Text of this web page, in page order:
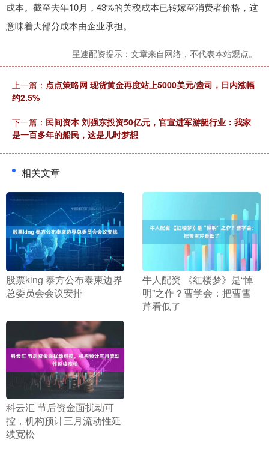
成本。截至去年10月，43%的关税成本已转嫁至消费者价格，这
意味着大部分成本由企业承担。
星速配资提示：文章来自网络，不代表本站观点。
上一篇： 点点策略网 现货黄金再度站上5000美元/盎司，日内涨幅
约2.5%
下一篇： 民间资本 刘强东投资50亿元，官宣进军游艇行业：我家
是一百多年的船民，这是儿时梦想
相关文章
​股票king 泰方公布泰柬边界
总委员会会议安排
​牛人配资 《红楼梦》是“悼
明”之作？曹学会：把曹雪
芹看低了
​科云汇 节后资金面扰动可
控，机构预计三月流动性延
续宽松